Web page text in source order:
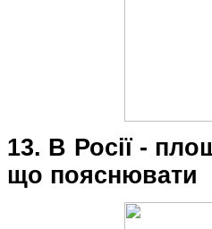
13. В Росії -
що пояснювати